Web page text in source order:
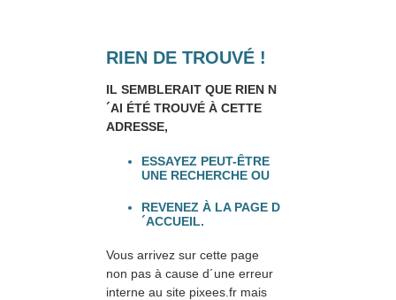
RIEN DE TROUVÉ !
IL SEMBLERAIT QUE RIEN N
´AI ÉTÉ TROUVÉ À CETTE
ADRESSE,
ESSAYEZ PEUT-ÊTRE
UNE RECHERCHE OU
REVENEZ À LA PAGE D
´ACCUEIL.
Vous arrivez sur cette page
non pas à cause d´une erreur
interne au site pixees.fr mais